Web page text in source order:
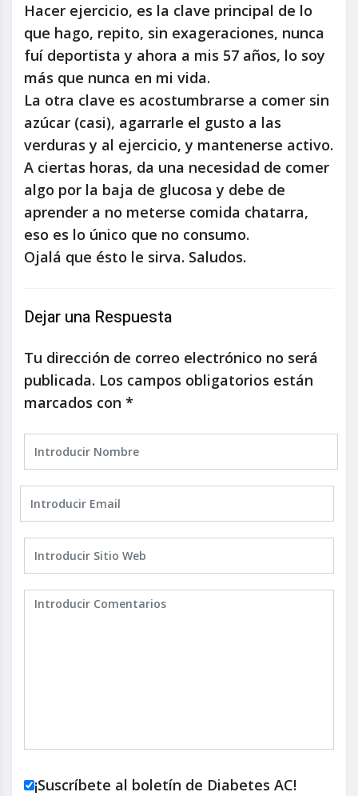
Hacer ejercicio, es la clave principal de lo
que hago, repito, sin exageraciones, nunca
fuí deportista y ahora a mis 57 años, lo soy
más que nunca en mi vida.
La otra clave es acostumbrarse a comer sin
azúcar (casi), agarrarle el gusto a las
verduras y al ejercicio, y mantenerse activo.
A ciertas horas, da una necesidad de comer
algo por la baja de glucosa y debe de
aprender a no meterse comida chatarra,
eso es lo único que no consumo.
Ojalá que ésto le sirva. Saludos.
Dejar una Respuesta
Tu dirección de correo electrónico no será
publicada. Los campos obligatorios están
marcados con *
¡Suscríbete al boletín de Diabetes AC!